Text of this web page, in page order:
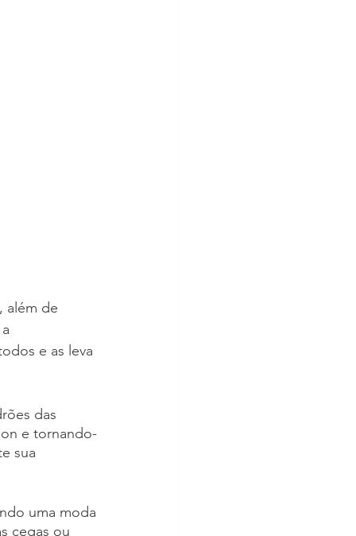
além de
e as leva
das
e tornando-
sua
uma moda
cegas ou